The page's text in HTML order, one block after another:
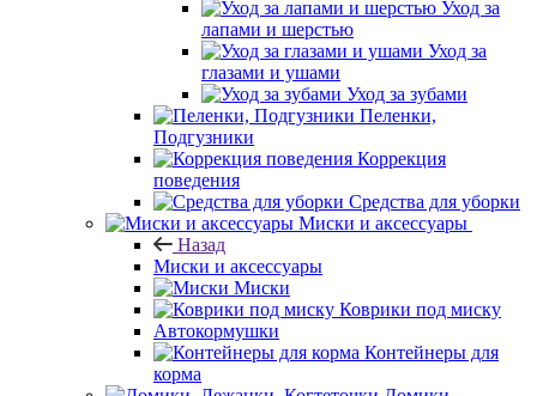
Уход за
лапами и шерстью
Уход за
глазами и ушами
Уход за зубами
Пеленки,
Подгузники
Коррекция
поведения
Средства для уборки
Миски и аксессуары
Назад
Миски и аксессуары
Миски
Коврики под миску
Автокормушки
Контейнеры для
корма